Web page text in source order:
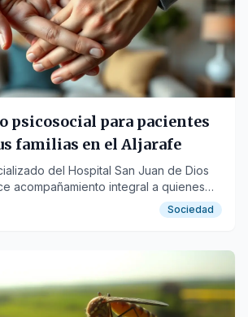
psicosocial para pacientes
familias en el Aljarafe
del Hospital San Juan de Dios
acompañamiento integral a quienes
avanzadas.
Sociedad